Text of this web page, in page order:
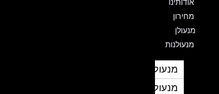
אודותינו
מחירון
מנעולן
מנעולנות
מנעולן
מנעולן